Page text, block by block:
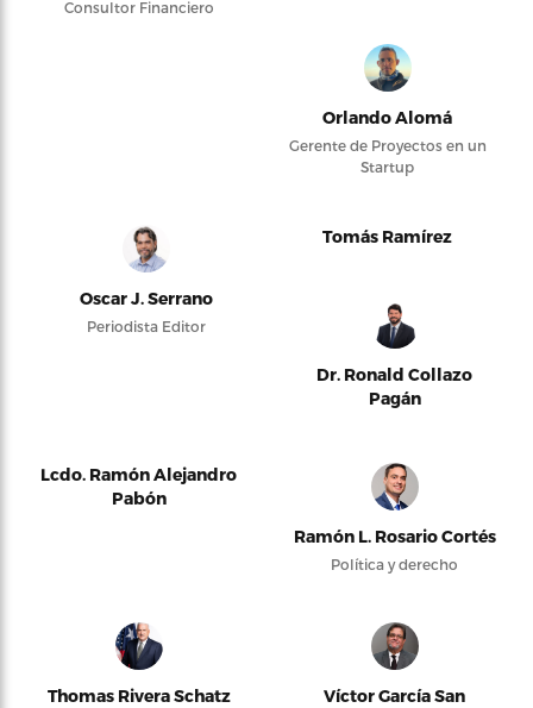
Consultor Financiero
Orlando Alomá
Gerente de Proyectos en un
Startup
Oscar J. Serrano
Periodista Editor
Tomás Ramírez
Dr. Ronald Collazo
Pagán
Lcdo. Ramón Alejandro
Pabón
Ramón L. Rosario Cortés
Política y derecho
Thomas Rivera Schatz
Víctor García San